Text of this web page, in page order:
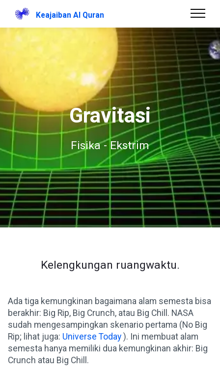
Keajaiban Al Quran
Gravitasi
Fisika - Ekstrim
Kelengkungan ruangwaktu.
Ada tiga kemungkinan bagaimana alam semesta bisa
berakhir: Big Rip, Big Crunch, atau Big Chill. NASA
sudah mengesampingkan skenario pertama (No Big
Rip; lihat juga: Universe Today ). Ini membuat alam
semesta hanya memiliki dua kemungkinan akhir: Big
Crunch atau Big Chill.